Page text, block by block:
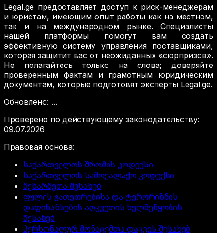
Legal.ge предоставляет доступ к риск-менеджерам
и юристам, имеющим опыт работы как на местном,
так и на международном рынке. Специалисты
нашей платформы помогут вам создать
эффективную систему управления поставщиками,
которая защитит вас от неожиданных «сюрпризов».
Не полагайтесь только на слова; доверяйте
проверенным фактам и грамотным юридическим
документам, которые подготовят эксперты Legal.ge.
Обновлено: ...
Проверено по действующему законодательству:
09.07.2026
Правовая основа:
საქართველოს შრომის კოდექსი
საქართველოს სამოქალაქო კოდექსი
მეწარმეთა შესახებ
ფულის გათეთრებისა და ტერორიზმის
დაფინანსების აღკვეთის ხელშეწყობის
შესახებ
პერსონალურ მონაცემთა დაცვის შესახებ